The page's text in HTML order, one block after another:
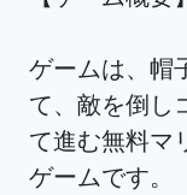
ゲームは、帽
て、敵を倒し
て進む無料マ
ゲームです。